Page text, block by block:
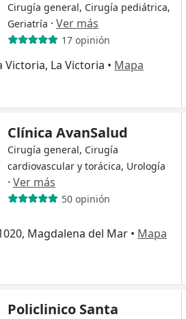
Cirugía general, Cirugía pediátrica,
Geriatría · Ver más
17 opinión
Victoria, La Victoria • Mapa
Clínica AvanSalud
Cirugía general, Cirugía
cardiovascular y torácica, Urología
· Ver más
50 opinión
Magdalena del Mar • Mapa
Policlinico Santa